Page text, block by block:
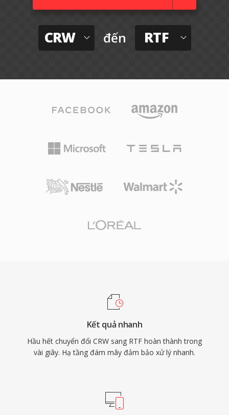
CRW đến RTF
Kết quả nhanh
Hầu hết chuyển đổi CRW sang RTF hoàn thành trong
vài giây. Hạ tầng đám mây đảm bảo xử lý nhanh.